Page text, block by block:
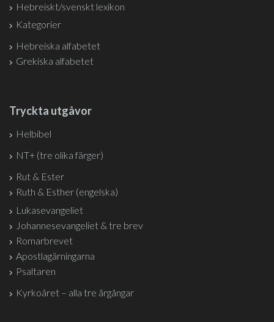
Hebreiskt/svenskt lexikon
Kategorier
Hebreiska alfabetet
Grekiska alfabetet
Tryckta utgåvor
Helbibel
NT+ (tre olika färger)
Rut & Ester
Ruth & Esther (engelska)
Lukasevangeliet
Johannesevangeliet & tre brev
Romarbrevet
Apostlagärningarna
Psaltaren
Kyrkoåret – alla tre årgångar